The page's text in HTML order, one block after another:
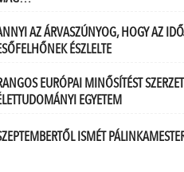
AZ ÁRVASZÚNYOG, HOGY AZ
ÉSZLELTE
EURÓPAI MINŐSÍTÉST
EGYETEM
ISMÉT